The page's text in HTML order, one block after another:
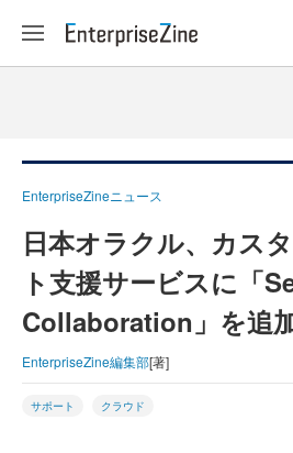
EnterpriseZineニュース
日本オラクル、カス
ト支援サービスに「
Collaboration」を追
EnterpriseZine編集部[著]
サポート クラウド